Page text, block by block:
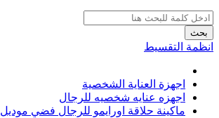
بحث
انظمة التقسيط
اجهزة العناية الشخصية
اجهزه عنايه شخصيه للرجال
ماكينة حلاقة اورايمو للرجال فضي موديل OPC CL30